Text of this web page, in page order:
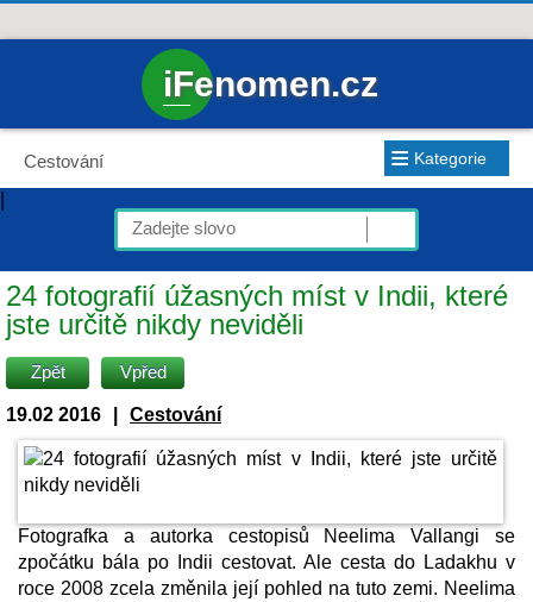
iFenomen.cz
Cestování ≡ Kategorie
|
24 fotografií úžasných míst v Indii, které
jste určitě nikdy neviděli
Zpět Vpřed
19.02 2016 Cestování
Fotografka a autorka cestopisů Neelima Vallangi se
zpočátku bála po Indii cestovat. Ale cesta do Ladakhu v
roce 2008 zcela změnila její pohled na tuto zemi. Neelima